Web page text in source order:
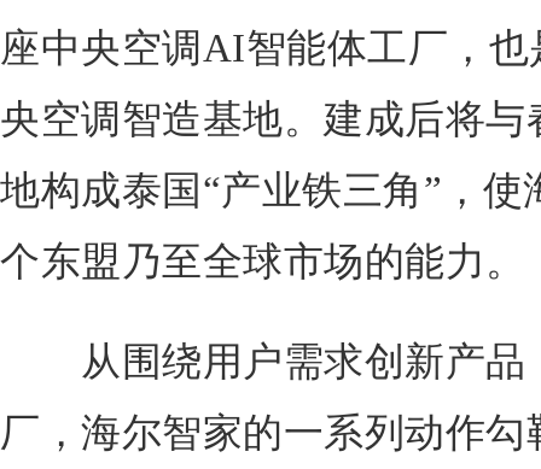
座中央空调AI智能体工厂，
央空调智造基地。建成后将
地构成泰国“产业铁三角”，
个东盟乃至全球市场的能力。
从围绕用户需求创新产品
厂，海尔智家的一系列动作